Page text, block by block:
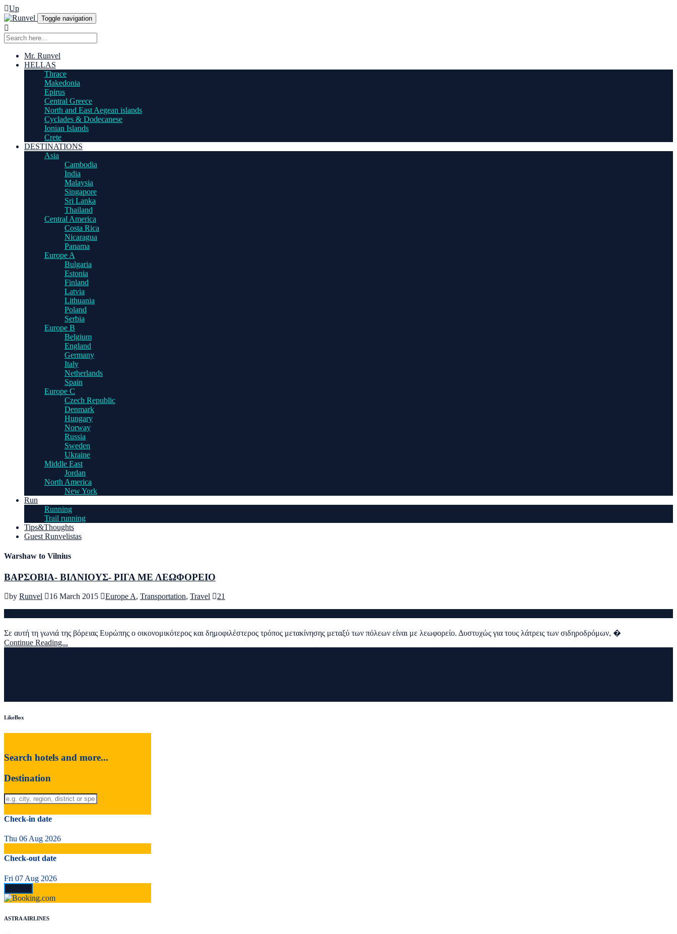
Up
Toggle navigation
Mr. Runvel
HELLAS
Thrace
Makedonia
Epirus
Central Greece
North and East Aegean islands
Cyclades & Dodecanese
Ionian Islands
Crete
DESTINATIONS
Asia
Cambodia
India
Malaysia
Singapore
Sri Lanka
Thailand
Central America
Costa Rica
Nicaragua
Panama
Europe A
Bulgaria
Estonia
Finland
Latvia
Lithuania
Poland
Serbia
Europe B
Belgium
England
Germany
Italy
Netherlands
Spain
Europe C
Czech Republic
Denmark
Hungary
Norway
Russia
Sweden
Ukraine
Middle East
Jordan
North America
New York
Run
Running
Trail running
Tips&Thoughts
Guest Runvelistas
Warshaw to Vilnius
ΒΑΡΣΟΒΙΑ- ΒΙΛΝΙΟΥΣ- ΡΙΓΑ ΜΕ ΛΕΩΦΟΡΕΙΟ
by Runvel 16 March 2015 Europe A, Transportation, Travel 21
Σε αυτή τη γωνιά της βόρειας Ευρώπης ο οικονομικότερος και δημοφιλέστερος τρόπος μετακίνησης μεταξύ των πόλεων είναι με λεωφορείο. Δυστυχώς για τους λάτρεις των σιδηροδρόμων, �
Continue Reading...
LikeBox
Search hotels and more...
Destination
Check-in date
Thu 06 Aug 2026
Check-out date
Fri 07 Aug 2026
ASTRA AIRLINES